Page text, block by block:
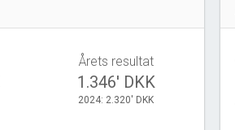
Årets resultat
1.346' DKK
2024: 2.320' DKK